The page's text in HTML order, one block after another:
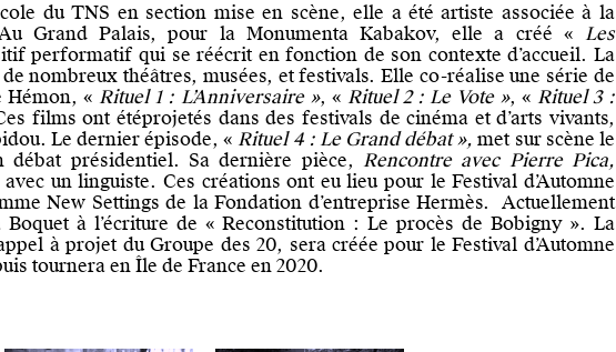
du TNS en section mise en scène, elle a été artiste associée à la
Grand Palais, pour la Monumenta Kabakov, elle a créé « Les
performatif qui se réécrit en fonction de son contexte d’accueil. La
nombreux théâtres, musées, et festivals. Elle co-réalise une série de
Hémon, «Rituel 1 : L’Anniversaire », « Rituel 2 : Le Vote», « Rituel 3 :
films ont étéprojetés dans des festivals de cinéma et d’arts vivants,
Le dernier épisode, «Rituel 4 : Le Grand débat », met sur scène le
débat présidentiel. Sa dernière pièce, Rencontre avec Pierre Pica,
un linguiste. Ces créations ont eu lieu pour le Festival d’Automne
New Settings de la Fondation d’entreprise Hermès. Actuellement
à l’écriture de « Reconstitution : Le procès de Bobigny ». La
à projet du Groupe des 20, sera créée pour le Festival d’Automne
tournera en Île de France en 2020.